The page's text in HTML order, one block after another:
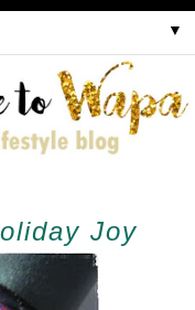
▼
Joy